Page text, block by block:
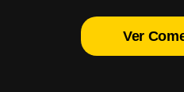
Ver